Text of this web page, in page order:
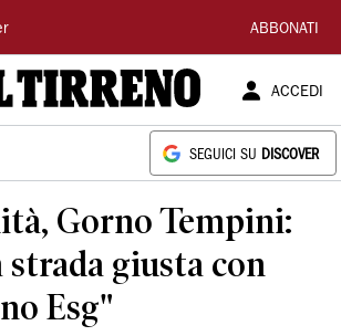
ABBONATI
ACCEDI
SEGUICI SU DISCOVER
Gorno Tempini:
strada giusta con
Esg"